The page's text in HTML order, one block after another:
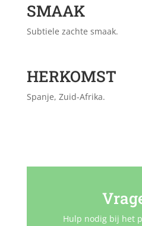
SMAAK
Subtiele zachte smaak.
HERKOMST
Spanje, Zuid-Afrika.
Hulp nodig bij het